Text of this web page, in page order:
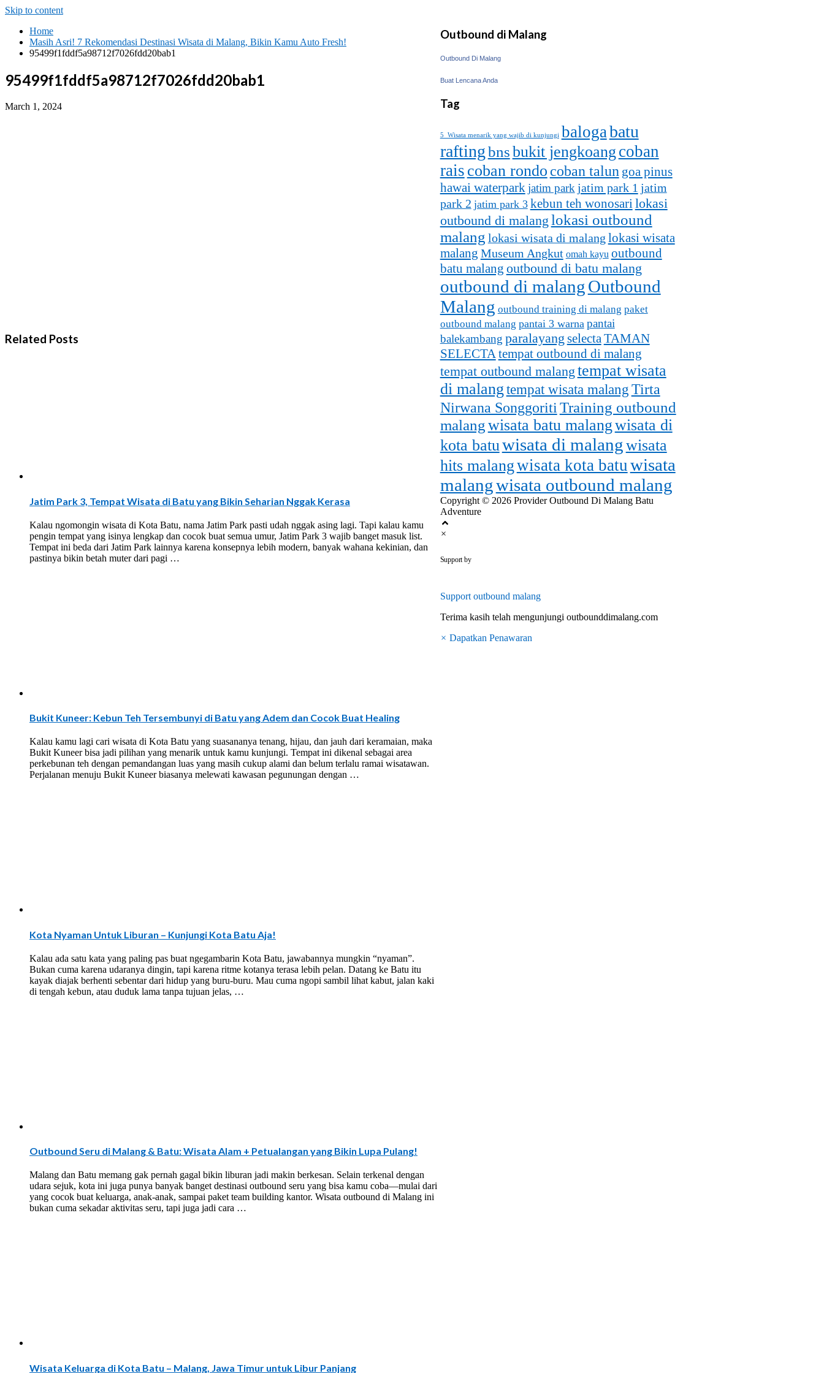
Skip to content
Home
Masih Asri! 7 Rekomendasi Destinasi Wisata di Malang, Bikin Kamu Auto Fresh!
95499f1fddf5a98712f7026fdd20bab1
95499f1fddf5a98712f7026fdd20bab1
March 1, 2024
Related Posts
Jatim Park 3, Tempat Wisata di Batu yang Bikin Seharian Nggak Kerasa
Kalau ngomongin wisata di Kota Batu, nama Jatim Park pasti udah nggak asing lagi. Tapi kalau kamu
pengin tempat yang isinya lengkap dan cocok buat semua umur, Jatim Park 3 wajib banget masuk list.
Tempat ini beda dari Jatim Park lainnya karena konsepnya lebih modern, banyak wahana kekinian, dan
pastinya bikin betah muter dari pagi …
Bukit Kuneer: Kebun Teh Tersembunyi di Batu yang Adem dan Cocok Buat Healing
Kalau kamu lagi cari wisata di Kota Batu yang suasananya tenang, hijau, dan jauh dari keramaian, maka
Bukit Kuneer bisa jadi pilihan yang menarik untuk kamu kunjungi. Tempat ini dikenal sebagai area
perkebunan teh dengan pemandangan luas yang masih cukup alami dan belum terlalu ramai wisatawan.
Perjalanan menuju Bukit Kuneer biasanya melewati kawasan pegunungan dengan …
Kota Nyaman Untuk Liburan – Kunjungi Kota Batu Aja!
Kalau ada satu kata yang paling pas buat ngegambarin Kota Batu, jawabannya mungkin “nyaman”.
Bukan cuma karena udaranya dingin, tapi karena ritme kotanya terasa lebih pelan. Datang ke Batu itu
kayak diajak berhenti sebentar dari hidup yang buru-buru. Mau cuma ngopi sambil lihat kabut, jalan kaki
di tengah kebun, atau duduk lama tanpa tujuan jelas, …
Outbound Seru di Malang & Batu: Wisata Alam + Petualangan yang Bikin Lupa Pulang!
Malang dan Batu memang gak pernah gagal bikin liburan jadi makin berkesan. Selain terkenal dengan
udara sejuk, kota ini juga punya banyak banget destinasi outbound seru yang bisa kamu coba—mulai dari
yang cocok buat keluarga, anak-anak, sampai paket team building kantor. Wisata outbound di Malang ini
bukan cuma sekadar aktivitas seru, tapi juga jadi cara …
Wisata Keluarga di Kota Batu – Malang, Jawa Timur untuk Libur Panjang
Outbound di Malang
Outbound Di Malang
Buat Lencana Anda
Tag
5 Wisata menarik yang wajib di kunjungi baloga batu
raftingbnsbukit jengkoang coban
rais coban rondo coban talun goa pinus
hawai waterpark jatim park jatim park 1 jatim
park 2 jatim park 3 kebun teh wonosarilokasi
outbound di malang lokasi outbound
malang lokasi wisata di malang lokasi wisata
malang Museum Angkut omah kayu outbound
batu malang outbound di batu malang
outbound di malangOutbound
Malang outbound training di malang paket
outbound malang pantai 3 warna pantai
balekambang paralayang selectaTAMAN
SELECTAtempat outbound di malang
tempat outbound malang tempat wisata
di malangtempat wisata malangTirta
Nirwana Songgoriti Training outbound
malangwisata batu malangwisata di
kota batuwisata di malangwisata
hits malangwisata kota batu wisata
malangwisata outbound malang
Copyright © 2026 Provider Outbound Di Malang Batu
Adventure
×
Support by
Support outbound malang
Terima kasih telah mengunjungi outbounddimalang.com
× Dapatkan Penawaran